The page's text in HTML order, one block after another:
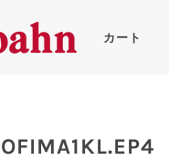
カート